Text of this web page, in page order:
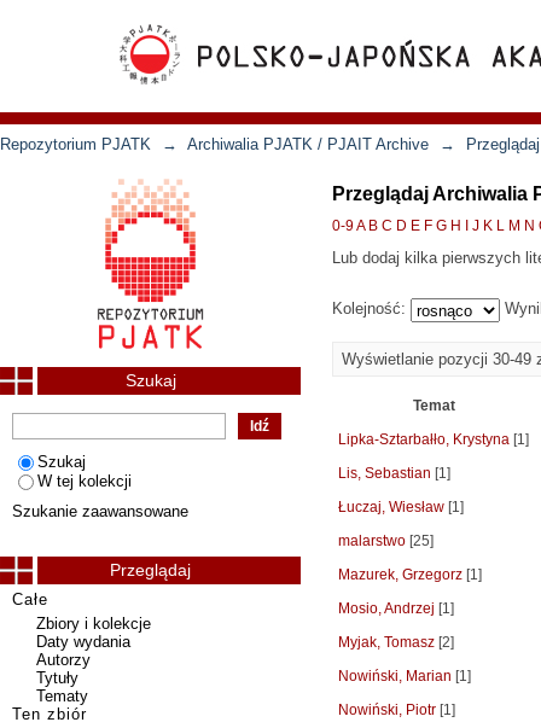
Repozytorium PJATK → Archiwalia PJATK / PJAIT Archive →
Przeglądaj Archiwalia
0-9A B C D E F G H J K L M N
Lub dodaj kilka pierwszych
Kolejność:
Wyświetlanie pozycji 30-49
Temat
Lipka-Sztarbałło, Krystyna [1]
Lis, Sebastian [1]
Łuczaj, Wiesław [1]
malarstwo [25]
Mazurek, Grzegorz [1]
Mosio, Andrzej [1]
Myjak, Tomasz [2]
Nowiński, Marian [1]
Nowiński, Piotr [1]
Szukaj
Szukaj
W tej kolekcji
Szukanie zaawansowane
Przeglądaj
Całe
Zbiory i kolekcje
Daty wydania
Autorzy
Tytuły
Tematy
Ten zbiór